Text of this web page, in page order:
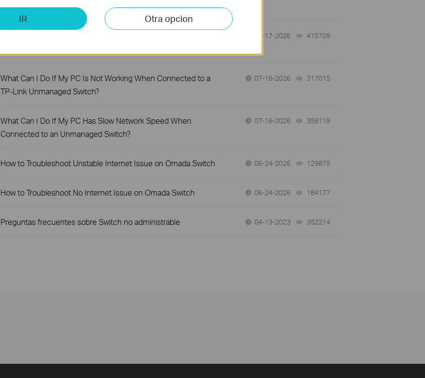
Link Switches
07-17-2026 415709
What Can I Do If My PC Is Not Working When Connected to a
TP-Link Unmanaged Switch?
07-16-2026 317015
What Can I Do If My PC Has Slow Network Speed When
Connected to an Unmanaged Switch?
07-16-2026 359119
How to Troubleshoot Unstable Internet Issue on Omada Switch 06-24-2026 129875
How to Troubleshoot No Internet Issue on Omada Switch 06-24-2026 184177
Preguntas frecuentes sobre Switch no administrable 04-13-2023 352214
IR Otra opcion